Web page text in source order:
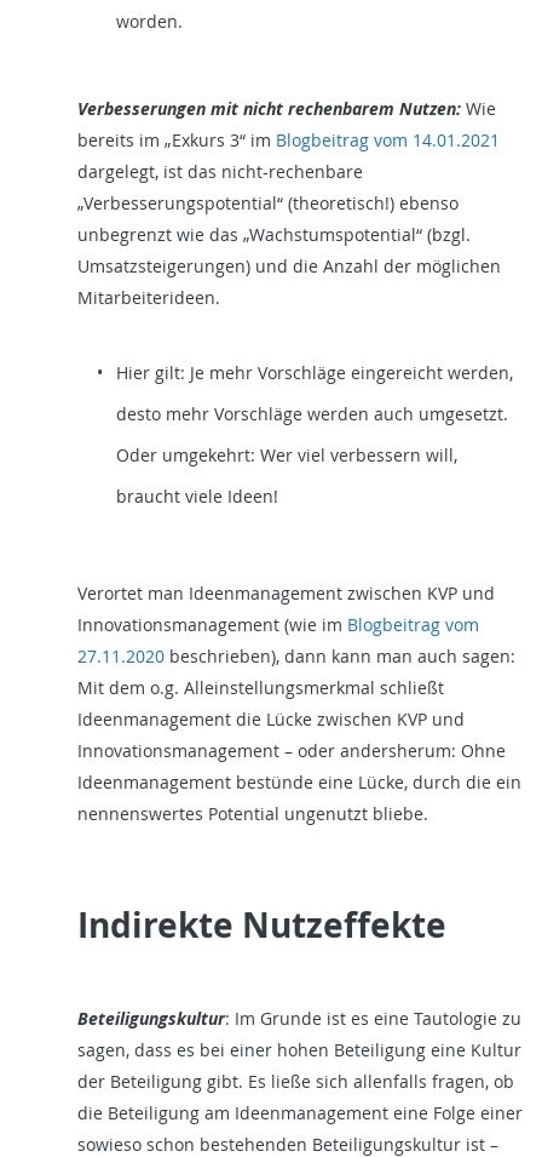
worden.
Verbesserungen mit nicht rechenbarem Nutzen: Wie
bereits im „Exkurs 3“ im Blogbeitrag vom 14.01.2021
dargelegt, ist das nicht-rechenbare
„Verbesserungspotential“ (theoretisch!) ebenso
unbegrenzt wie das „Wachstumspotential“ (bzgl.
Umsatzsteigerungen) und die Anzahl der möglichen
Mitarbeiterideen.
Hier gilt: Je mehr Vorschläge eingereicht werden,
desto mehr Vorschläge werden auch umgesetzt.
Oder umgekehrt: Wer viel verbessern will,
braucht viele Ideen!
Verortet man Ideenmanagement zwischen KVP und
Innovationsmanagement (wie im Blogbeitrag vom
27.11.2020 beschrieben), dann kann man auch sagen:
Mit dem o.g. Alleinstellungsmerkmal schließt
Ideenmanagement die Lücke zwischen KVP und
Innovationsmanagement – oder andersherum: Ohne
Ideenmanagement bestünde eine Lücke, durch die ein
nennenswertes Potential ungenutzt bliebe.
Indirekte Nutzeffekte
Beteiligungskultur: Im Grunde ist es eine Tautologie zu
sagen, dass es bei einer hohen Beteiligung eine Kultur
der Beteiligung gibt. Es ließe sich allenfalls fragen, ob
die Beteiligung am Ideenmanagement eine Folge einer
sowieso schon bestehenden Beteiligungskultur ist –